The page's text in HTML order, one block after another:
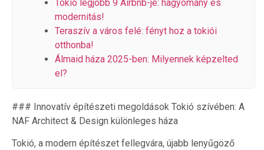
Tokió legjobb 9 Airbnb-je: hagyomány és
modernitás!
Teraszív a város felé: fényt hoz a tokiói
otthonba!
Álmaid háza 2025-ben: Milyennek képzelted
el?
### Innovatív építészeti megoldások Tokió szívében: A
NAF Architect & Design különleges háza
Tokió, a modern építészet fellegvára, újabb lenyűgöző